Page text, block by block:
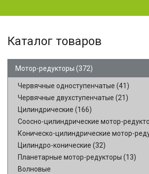
Каталог товаров
Мотор-редукторы (372)
Червячные одноступенчатые (41)
Червячные двухступенчатые (21)
Цилиндрические (166)
Соосно-цилиндрические мотор-
Коническо-цилиндрические мотор-
Цилиндро-конические (32)
Планетарные мотор-редукторы (13)
Волновые